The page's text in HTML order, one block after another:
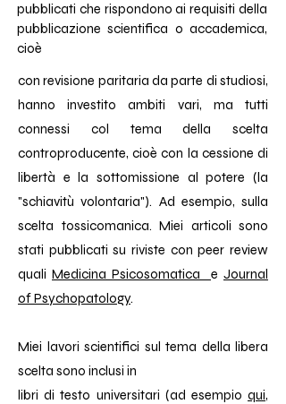
pubblicati che rispondono ai requisiti della
pubblicazione scientifica o accademica,
cioè
con revisione paritaria da parte di studiosi,
hanno investito ambiti vari, ma tutti
connessi col tema della scelta
controproducente, cioè con la cessione di
libertà e la sottomissione al potere (la
"schiavitù volontaria"). Ad esempio, sulla
scelta tossicomanica. Miei articoli sono
stati pubblicati su riviste con peer review
quali Medicina Psicosomatica e Journal
of Psychopatology.
Miei lavori scientifici sul tema della libera
scelta sono inclusi in
libri di testo universitari (ad esempio qui,